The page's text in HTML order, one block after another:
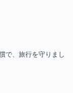
で、旅行を守りまし